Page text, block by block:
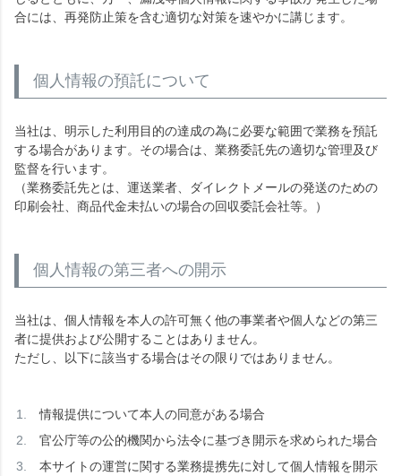
合には、再発防止策を含む適切な対策を速やかに講じます。
個人情報の預託について
当社は、明示した利用目的の達成の為に必要な範囲で業務を預託
する場合があります。その場合は、業務委託先の適切な管理及び
監督を行います。
（業務委託先とは、運送業者、ダイレクトメールの発送のための
印刷会社、商品代金未払いの場合の回収委託会社等。）
個人情報の第三者への開示
当社は、個人情報を本人の許可無く他の事業者や個人などの第三
者に提供および公開することはありません。
ただし、以下に該当する場合はその限りではありません。
情報提供について本人の同意がある場合
官公庁等の公的機関から法令に基づき開示を求められた場合
本サイトの運営に関する業務提携先に対して個人情報を開示